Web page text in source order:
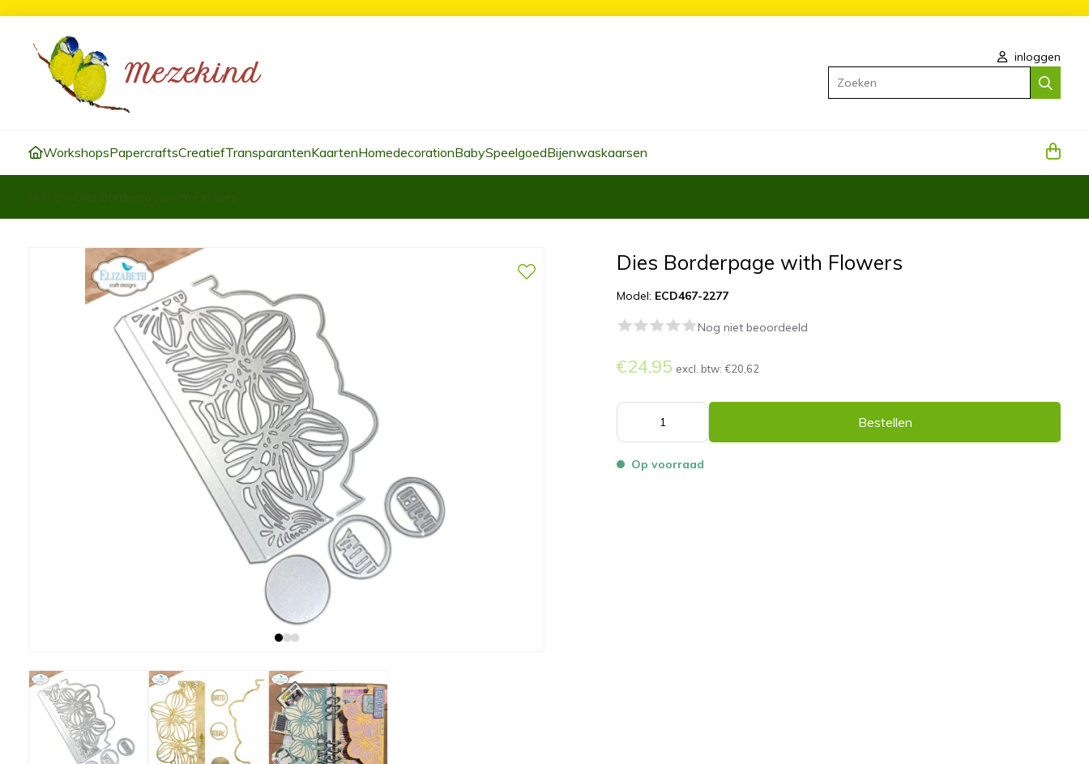
inloggen
Zoeken
WorkshopsPapercraftsCreatiefTransparantenKaartenHomedecorationBabySpeelgoedBijenwaskaarsen
Home Dies Borderpage with Flowers
Dies Borderpage with Flowers
Model: ECD467-2277
Nog niet beoordeeld
€24,95 excl. btw:€20,62
Bestellen
Op voorraad